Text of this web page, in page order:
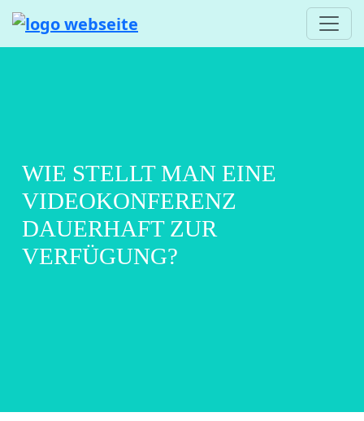
WIE STELLT MAN EINE
VIDEOKONFERENZ
DAUERHAFT ZUR
VERFÜGUNG?